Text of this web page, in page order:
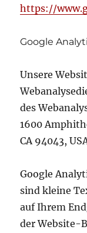
https://
Google
Unsere
des
1600
CA 94043,
Google
sind kleine
auf Ihrem
der Website-